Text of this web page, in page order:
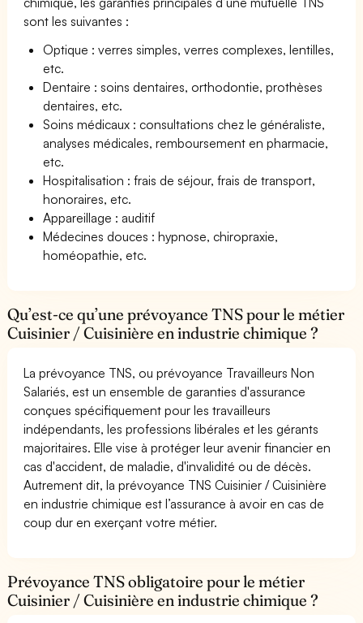
sont les suivantes :
Optique : verres simples, verres complexes, lentilles,
etc.
Dentaire : soins dentaires, orthodontie, prothèses
dentaires, etc.
Soins médicaux : consultations chez le généraliste,
analyses médicales, remboursement en pharmacie,
etc.
Hospitalisation : frais de séjour, frais de transport,
honoraires, etc.
Appareillage : auditif
Médecines douces : hypnose, chiropraxie,
homéopathie, etc.
Qu’est-ce qu’une prévoyance TNS pour le métier
Cuisinier / Cuisinière en industrie chimique ?
La prévoyance TNS, ou prévoyance Travailleurs Non
Salariés, est un ensemble de garanties d'assurance
conçues spécifiquement pour les travailleurs
indépendants, les professions libérales et les gérants
majoritaires. Elle vise à protéger leur avenir financier en
cas d'accident, de maladie, d'invalidité ou de décès.
Autrement dit, la prévoyance TNS Cuisinier / Cuisinière
en industrie chimique est l’assurance à avoir en cas de
coup dur en exerçant votre métier.
Prévoyance TNS obligatoire pour le métier
Cuisinier / Cuisinière en industrie chimique ?